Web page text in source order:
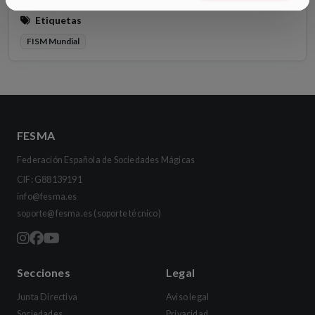
Etiquetas
FISM Mundial
FESMA
Federación Española de Sociedades Mágicas
CIF: G88139191
info@fesma.es
soporte@fesma.es (soporte técnico)
Secciones
Junta Directiva
Legal
Aviso legal